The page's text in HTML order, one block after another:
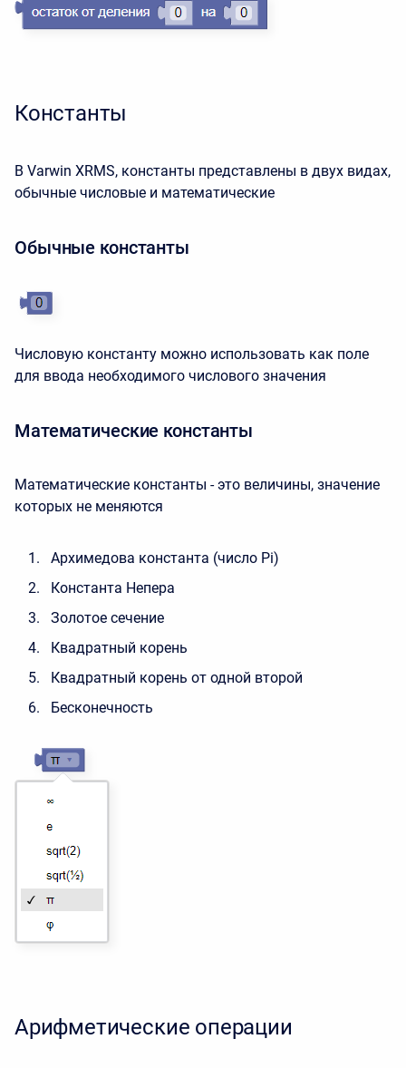
Константы
В Varwin XRMS, константы представлены в двух видах,
обычные числовые и математические
Обычные константы
Числовую константу можно использовать как поле
для ввода необходимого числового значения
Математические константы
Математические константы - это величины, значение
которых не меняются
Архимедова константа (число Pi)
Константа Непера
Золотое сечение
Квадратный корень
Квадратный корень от одной второй
Бесконечность
Арифметические операции